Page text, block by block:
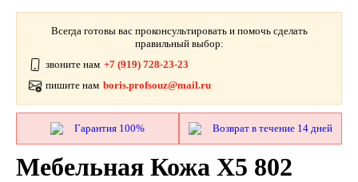
Всегда готовы вас проконсультировать и помочь сделать
правильный выбор:
звоните нам +7 (919) 728-23-23
пишите нам boris.profsouz@mail.ru
Гарантия 100% Возврат в течение 14 дней
Мебельная Кожа X5 802